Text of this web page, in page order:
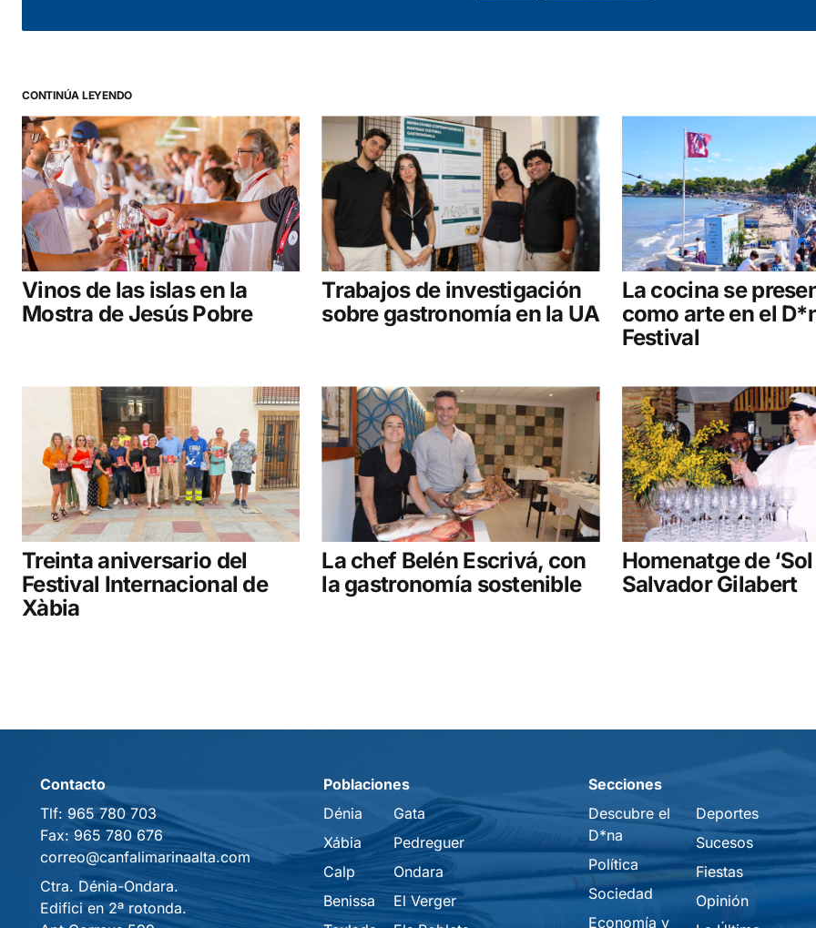
CONTINÚA LEYENDO
Vinos de las islas en la
Mostra de Jesús Pobre
Trabajos de investigación
sobre gastronomía en la UA
La cocina se
como arte en el
Festival
Treinta aniversario del
Festival Internacional de
Xàbia
La chef Belén Escrivá, con
la gastronomía sostenible
Homenatge de ‘Sol
Salvador Gilabert
Contacto
Tlf: 965 780 703
Fax: 965 780 676
correo@canfalimarinaalta.com
Ctra. Dénia-Ondara.
Edifici en 2ª rotonda.
Poblaciones
Dénia
Xábia
Calp
Benissa
Gata
Pedreguer
Ondara
El Verger
Secciones
Descubre el
D*na
Política
Sociedad
Economía y
Deportes
Sucesos
Fiestas
Opinión